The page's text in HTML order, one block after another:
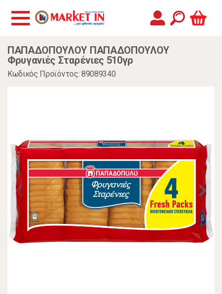
ΠΑΠΑΔΟΠΟΥΛΟΥ ΠΑΠΑΔΟΠΟΥΛΟΥ
Φρυγανιές Σταρένιες 510γρ
Κωδικός Προϊόντος: 89089340